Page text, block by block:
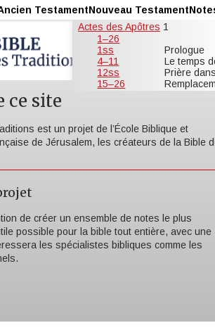
TestamentNouveau Testament
Actes des Apôtres 1
1–26
1ss
Prologue
4–11
Le temps
12ss
Prière
15–26
ce site
est un projet de l’École Biblique et
de Jérusalem, les créateurs de la Bible
de créer un ensemble de notes le plus
possible pour la bible tout entière, avec une
les spécialistes bibliques comme les